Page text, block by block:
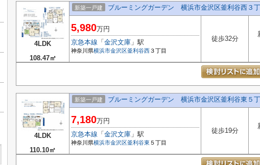
4LDK
108.47㎡
新築一戸建 ブルーミングガーデン 横浜市金沢区釜利谷西３
5,980万円
京急本線 「 金沢文庫 」駅
神奈川県横浜市金沢区釜利谷西３丁目
徒歩32分
4LDK
110.10㎡
新築一戸建 ブルーミングガーデン 横浜市金沢区釜利谷東５
7,180万円
京急本線 「 金沢文庫 」駅
神奈川県横浜市金沢区釜利谷東 ５丁目
徒歩19分